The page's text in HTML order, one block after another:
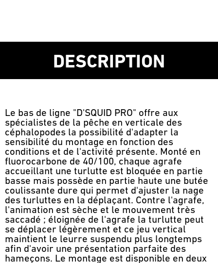
DESCRIPTION
Le bas de ligne "D'SQUID PRO" offre aux
spécialistes de la pêche en verticale des
céphalopodes la possibilité d'adapter la
sensibilité du montage en fonction des
conditions et de l'activité présente. Monté en
fluorocarbone de 40/100, chaque agrafe
accueillant une turlutte est bloquée en partie
basse mais possède en partie haute une butée
coulissante dure qui permet d'ajuster la nage
des turluttes en la déplaçant. Contre l'agrafe,
l'animation est sèche et le mouvement très
saccadé ; éloignée de l'agrafe la turlutte peut
se déplacer légèrement et ce jeu vertical
maintient le leurre suspendu plus longtemps
afin d'avoir une présentation parfaite des
hameçons. Le montage est disponible en deux